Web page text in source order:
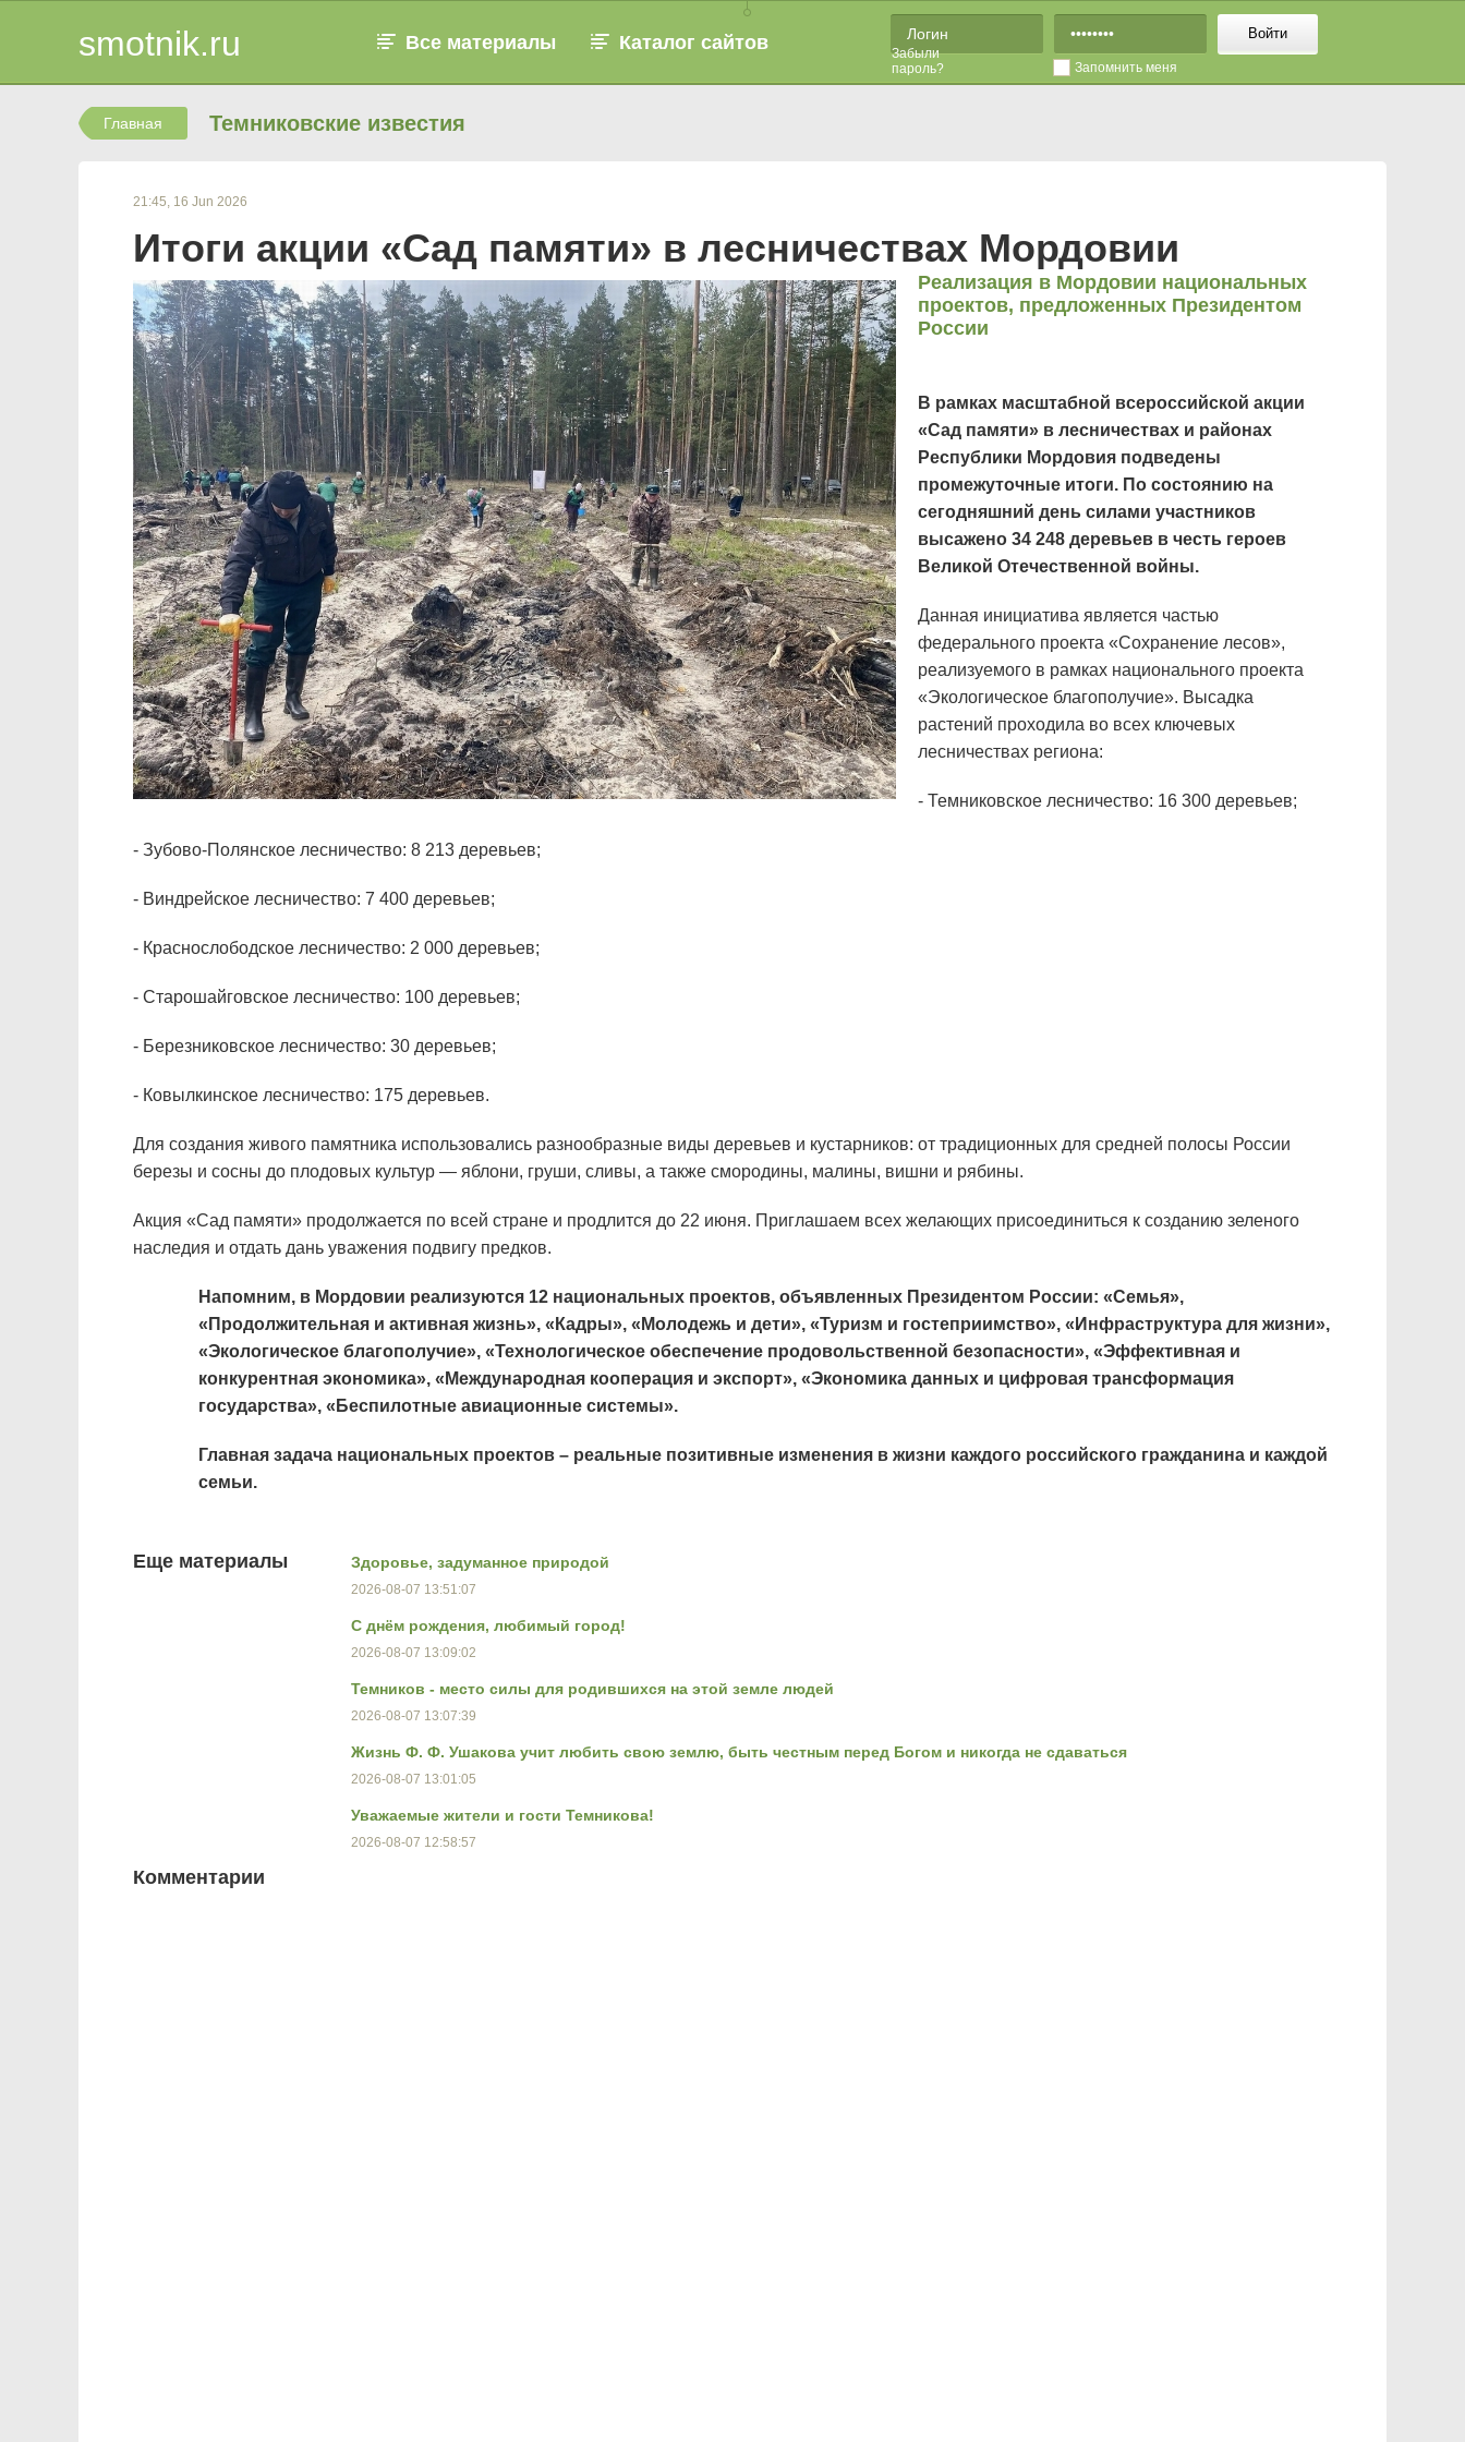
smotnik.ru Все материалы Каталог сайтов Войти
Забыли
пароль?
Запомнить меня
Главная Темниковские известия
21:45, 16 Jun 2026
Итоги акции «Сад памяти» в лесничествах Мордовии
Реализация в Мордовии национальных
проектов, предложенных Президентом
России
В рамках масштабной всероссийской акции
«Сад памяти» в лесничествах и районах
Республики Мордовия подведены
промежуточные итоги. По состоянию на
сегодняшний день силами участников
высажено 34 248 деревьев в честь героев
Великой Отечественной войны.
Данная инициатива является частью
федерального проекта «Сохранение лесов»,
реализуемого в рамках национального проекта
«Экологическое благополучие». Высадка
растений проходила во всех ключевых
лесничествах региона:
- Темниковское лесничество: 16 300 деревьев;
- Зубово-Полянское лесничество: 8 213 деревьев;
- Виндрейское лесничество: 7 400 деревьев;
- Краснослободское лесничество: 2 000 деревьев;
- Старошайговское лесничество: 100 деревьев;
- Березниковское лесничество: 30 деревьев;
- Ковылкинское лесничество: 175 деревьев.
Для создания живого памятника использовались разнообразные виды деревьев и кустарников: от традиционных для средней полосы России
березы и сосны до плодовых культур — яблони, груши, сливы, а также смородины, малины, вишни и рябины.
Акция «Сад памяти» продолжается по всей стране и продлится до 22 июня. Приглашаем всех желающих присоединиться к созданию зеленого
наследия и отдать дань уважения подвигу предков.
Напомним, в Мордовии реализуются 12 национальных проектов, объявленных Президентом России: «Семья»,
«Продолжительная и активная жизнь», «Кадры», «Молодежь и дети», «Туризм и гостеприимство», «Инфраструктура для жизни»,
«Экологическое благополучие», «Технологическое обеспечение продовольственной безопасности», «Эффективная и
конкурентная экономика», «Международная кооперация и экспорт», «Экономика данных и цифровая трансформация
государства», «Беспилотные авиационные системы».
Главная задача национальных проектов – реальные позитивные изменения в жизни каждого российского гражданина и каждой
семьи.
Еще материалы Здоровье, задуманное природой
2026-08-07 13:51:07
С днём рождения, любимый город!
2026-08-07 13:09:02
Темников - место силы для родившихся на этой земле людей
2026-08-07 13:07:39
Жизнь Ф. Ф. Ушакова учит любить свою землю, быть честным перед Богом и никогда не сдаваться
2026-08-07 13:01:05
Уважаемые жители и гости Темникова!
2026-08-07 12:58:57
Комментарии